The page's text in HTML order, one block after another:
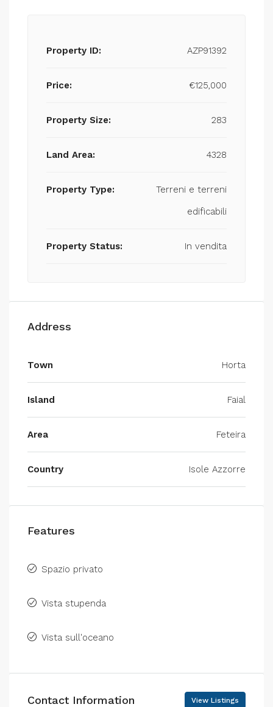
Property ID: AZP91392
Price: €125,000
Property Size: 283
Land Area: 4328
Property Type:
Terreni e terreni
edificabili
Property Status: In vendita
Address
Town Horta
Island Faial
Area Feteira
Country Isole Azzorre
Features
Spazio privato
Vista stupenda
Vista sull'oceano
Contact Information View Listings